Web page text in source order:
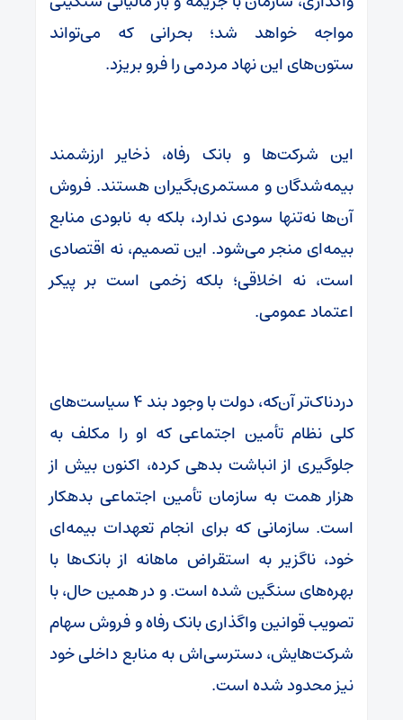
مواجه خواهد شد؛ بحرانی که می‌تواند
ستون‌های این نهاد مردمی را فرو بریزد.
این شرکت‌ها و بانک رفاه، ذخایر ارزشمند
بیمه‌شدگان و مستمری‌بگیران هستند. فروش
آن‌ها نه‌تنها سودی ندارد، بلکه به نابودی منابع
بیمه‌ای منجر می‌شود. این تصمیم، نه اقتصادی
است، نه اخلاقی؛ بلکه زخمی است بر پیکر
اعتماد عمومی.
دردناک‌تر آن‌که، دولت با وجود بند ۴ سیاست‌های
کلی نظام تأمین اجتماعی که او را مکلف به
جلوگیری از انباشت بدهی کرده، اکنون بیش از
هزار همت به سازمان تأمین اجتماعی بدهکار
است. سازمانی که برای انجام تعهدات بیمه‌ای
خود، ناگزیر به استقراض ماهانه از بانک‌ها با
بهره‌های سنگین شده است. و در همین حال، با
تصویب قوانین واگذاری بانک رفاه و فروش سهام
شرکت‌هایش، دسترسی‌اش به منابع داخلی خود
نیز محدود شده است.